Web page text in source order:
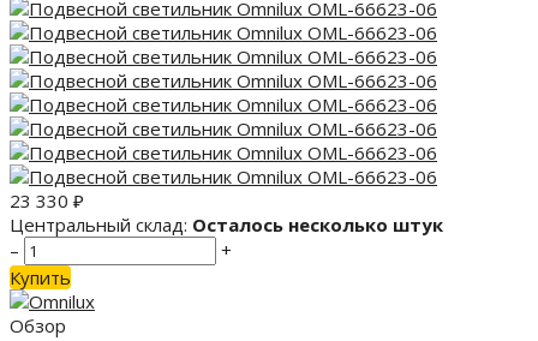
23 330 ₽
Центральный склад: Осталось несколько штук
–
+
Купить
Обзор